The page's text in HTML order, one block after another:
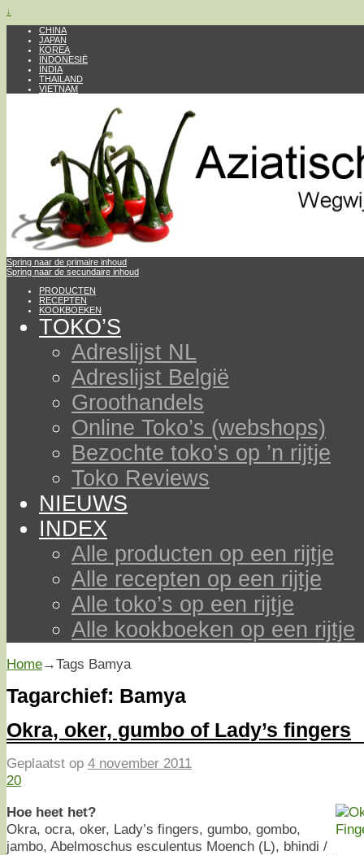
↓
CHINA
JAPAN
KOREA
INDONESIË
INDIA
THAILAND
VIETNAM
Spring naar de primaire inhoud
Spring naar de secundaire inhoud
PRODUCTEN
RECEPTEN
KOOKBOEKEN
TOKO’S
Adreslijst NL
Adreslijst België
Groothandels
Online Toko’s (webshops)
Bezochte toko’s op ’n rijtje
Toko Reviews
NIEUWS
INDEX
Alle producten op een rijtje
Alle recepten op een rijtje
Alle toko’s op een rijtje
Alle kookboeken op een rijtje
Home→Tags Bamya
Tagarchief: Bamya
Okra, oker, gumbo of Lady’s fingers
Geplaatst op 4 november 2011
20
Hoe heet het?
Okra, ocra, oker, Lady’s fingers, gumbo, gombo,
jambo, Abelmoschus esculentus Moench (L), bhindi /